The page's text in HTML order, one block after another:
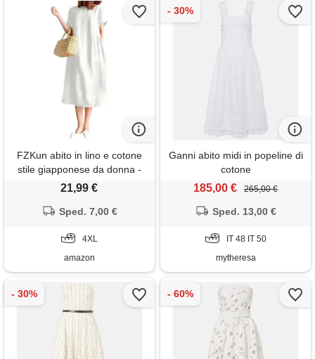
FZKun abito in lino e cotone
stile giapponese da donna -
taglie forti colore solido
abito estivo casual con tasche
basic (4xl, bianco)
21,99 €
Sped. 7,00 €
4XL
amazon
Ganni abito midi in popeline di
cotone
185,00 € 265,00 €
Sped. 13,00 €
IT 48 IT 50
mytheresa